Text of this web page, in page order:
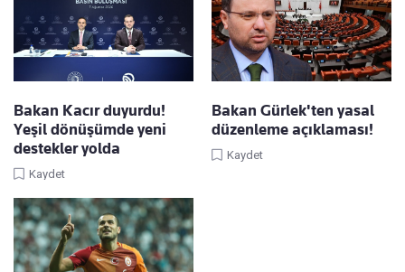
Bakan Kacır duyurdu!
Yeşil dönüşümde yeni
destekler yolda
Kaydet
Bakan Gürlek'ten yasal
düzenleme açıklaması!
Kaydet